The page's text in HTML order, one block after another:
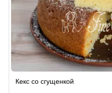
поКекс со сгущенкой